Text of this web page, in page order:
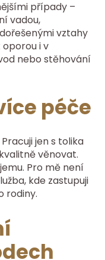
případy –
vadou,
vztahy
i v
nebo stěhování
péče
jen s tolika
věnovat.
Pro mě není
kde zastupuji
rodiny.